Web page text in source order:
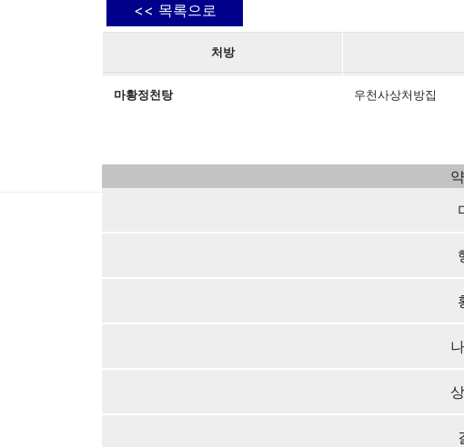
<< 목록으로
처방
마황정천탕 우천사상처방집